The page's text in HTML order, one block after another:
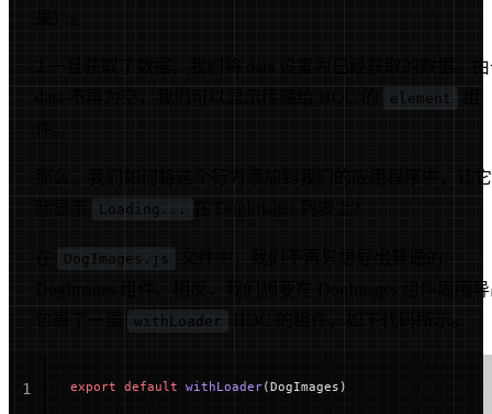
2.一旦获取了数据，我们将 data 设置为已经获取的数据。
data 不再为空，我们可以显示传递给 HOC 的
element
那么，我们如何将这个行为添加到我们的应用程序中，让
Loading... 在 DogImages 列表上?
DogImages.js
文件中，我们不再只想导出普通的
DogImages 组件。相反，我们想要在 DogImages 组件周围
withLoader HOC 的组件，如下代码所示。
export default withLoader(DogImages)
1